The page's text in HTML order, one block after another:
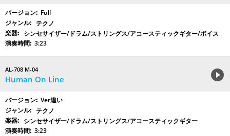
Full
テクノ
シンセサイザー/ドラム/ストリングス/アコースティックギター/ボイス
3:23
AL-708 M-04
Human On Line
Ver違い
テクノ
シンセサイザー/ドラム/ストリングス/アコースティックギター
3:23